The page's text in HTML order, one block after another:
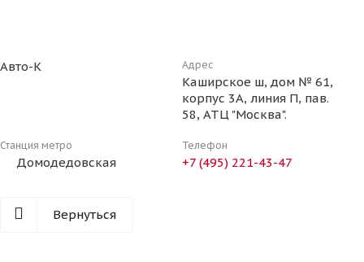
Авто-К Адрес
Каширское ш, дом № 61,
корпус 3А, линия П, пав.
58, АТЦ "Москва".
Станция метро
Домодедовская
Телефон
+7 (495) 221-43-47
Вернуться